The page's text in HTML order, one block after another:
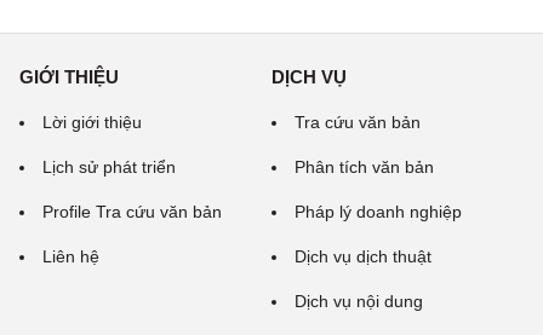
GIỚI THIỆU
Lời giới thiệu
Lịch sử phát triển
Profile Tra cứu văn bản
Liên hệ
DỊCH VỤ
Tra cứu văn bản
Phân tích văn bản
Pháp lý doanh nghiệp
Dịch vụ dịch thuật
Dịch vụ nội dung